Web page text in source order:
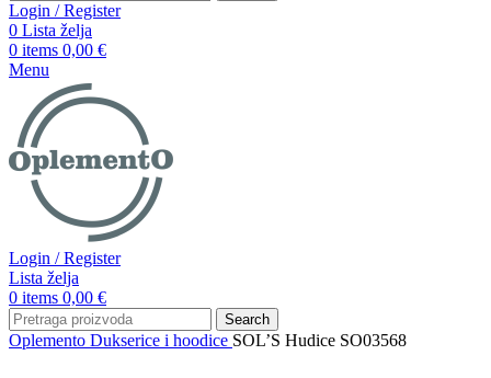
Login / Register
0 Lista želja
0 items 0,00 €
Menu
Login / Register
Lista želja
0 items 0,00 €
Search
Oplemento Dukserice i hoodice SOL’S Hudice SO03568